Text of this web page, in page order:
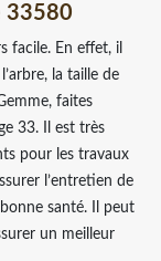
33580
facile. En effet, il
la taille de
faites
33. Il est très
pour les travaux
l’entretien de
santé. Il peut
un meilleur